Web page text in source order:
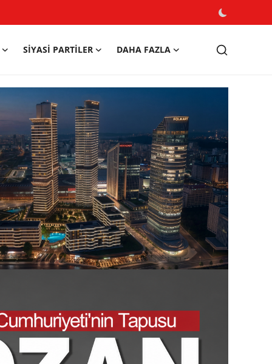
SIYASI PARTILER DAHA FAZLA